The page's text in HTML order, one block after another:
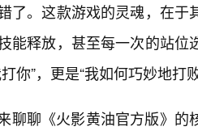
了。这款游戏的灵魂，在
能释放，甚至每一次的站
你”，更是“我如何巧妙地打
聊聊《火影黄油官方版》